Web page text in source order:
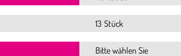
13 Stück